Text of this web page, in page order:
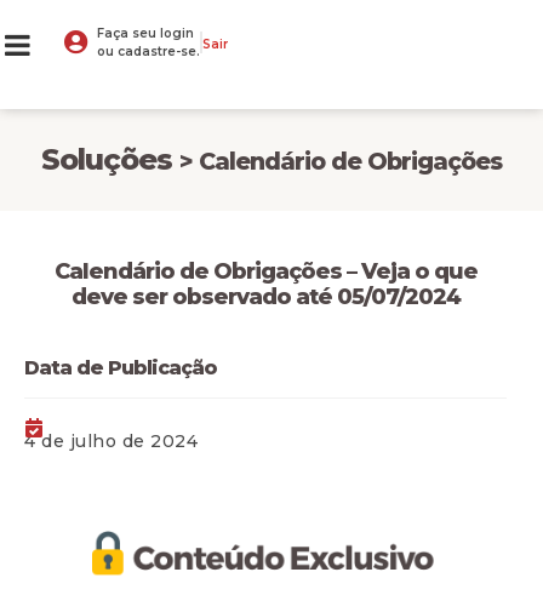
Faça seu login
ou cadastre-se. Sair
Soluções > Calendário de Obrigações
Calendário de Obrigações – Veja o que
deve ser observado até 05/07/2024
Data de Publicação
4 de julho de 2024